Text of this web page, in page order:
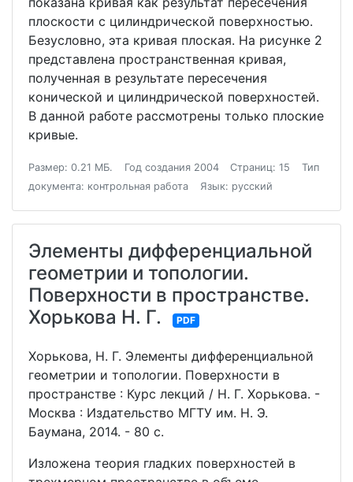
плоскости с цилиндрической поверхностью.
Безусловно, эта кривая плоская. На рисунке 2
представлена пространственная кривая,
полученная в результате пересечения
конической и цилиндрической поверхностей.
В данной работе рассмотрены только плоские
кривые.
Размер: 0.21 МБ. Год создания 2004 Страниц: 15
Тип
документа: контрольная работа
Язык: русский
Элементы дифференциальной
геометрии и топологии.
Поверхности в пространстве.
Хорькова Н. Г.
PDF
Хорькова, Н. Г. Элементы дифференциальной
геометрии и топологии. Поверхности в
пространстве : Курс лекций / Н. Г. Хорькова. -
Москва : Издательство МГТУ им. Н. Э.
Баумана, 2014. - 80 с.
Изложена теория гладких поверхностей в